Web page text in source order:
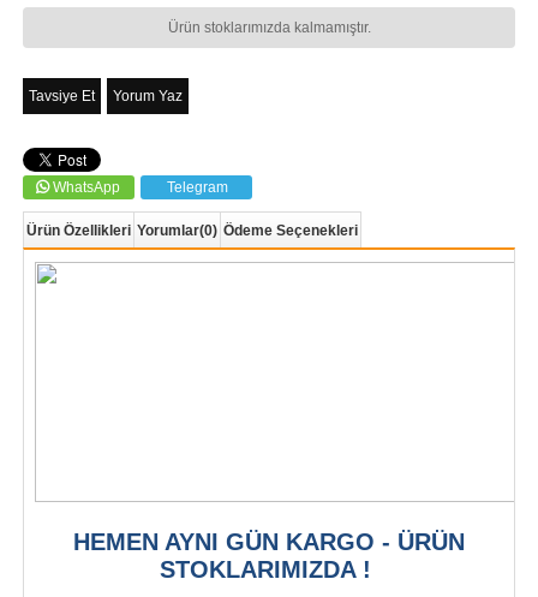
Ürün stoklarımızda kalmamıştır.
Tavsiye Et Yorum Yaz
WhatsApp Telegram
Ürün Özellikleri Yorumlar(0) Ödeme Seçenekleri
HEMEN AYNI GÜN KARGO - ÜRÜN
STOKLARIMIZDA !